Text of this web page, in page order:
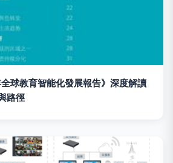
球教育智能化發展報告》深度解讀
路徑